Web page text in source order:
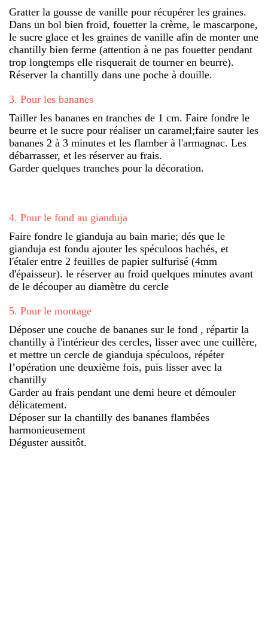
Gratter la gousse de vanille pour récupérer les graines.
Dans un bol bien froid, fouetter la crème, le mascarpone,
le sucre glace et les graines de vanille afin de monter une
chantilly bien ferme (attention à ne pas fouetter pendant
trop longtemps elle risquerait de tourner en beurre).
Réserver la chantilly dans une poche à douille.
3. Pour les bananes
Tailler les bananes en tranches de 1 cm. Faire fondre le
beurre et le sucre pour réaliser un caramel;faire sauter les
bananes 2 à 3 minutes et les flamber à l'armagnac. Les
débarrasser, et les réserver au frais.
Garder quelques tranches pour la décoration.
4. Pour le fond au gianduja
Faire fondre le gianduja au bain marie; dés que le
gianduja est fondu ajouter les spéculoos hachés, et
l'étaler entre 2 feuilles de papier sulfurisé (4mm
d'épaisseur). le réserver au froid quelques minutes avant
de le découper au diamètre du cercle
5. Pour le montage
Déposer une couche de bananes sur le fond , répartir la
chantilly à l'intérieur des cercles, lisser avec une cuillère,
et mettre un cercle de gianduja spéculoos, répéter
l’opération une deuxième fois, puis lisser avec la
chantilly
Garder au frais pendant une demi heure et démouler
délicatement.
Déposer sur la chantilly des bananes flambées
harmonieusement
Déguster aussitôt.